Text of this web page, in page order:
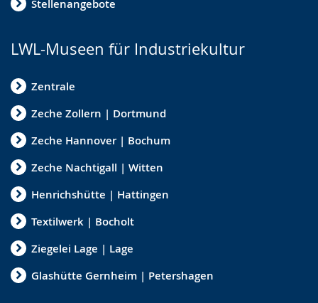
Stellenangebote
LWL-Museen für Industriekultur
Zentrale
Zeche Zollern | Dortmund
Zeche Hannover | Bochum
Zeche Nachtigall | Witten
Henrichshütte | Hattingen
Textilwerk | Bocholt
Ziegelei Lage | Lage
Glashütte Gernheim | Petershagen